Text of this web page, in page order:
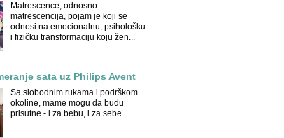
Matrescence, odnosno
matrescencija, pojam je koji se
odnosi na emocionalnu, psihološku
i fizičku transformaciju koju žen...
sata uz Philips Avent
Sa slobodnim rukama i podrškom
okoline, mame mogu da budu
prisutne - i za bebu, i za sebe.